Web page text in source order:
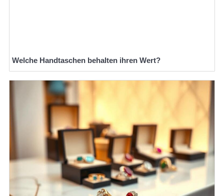
Welche Handtaschen behalten ihren Wert?